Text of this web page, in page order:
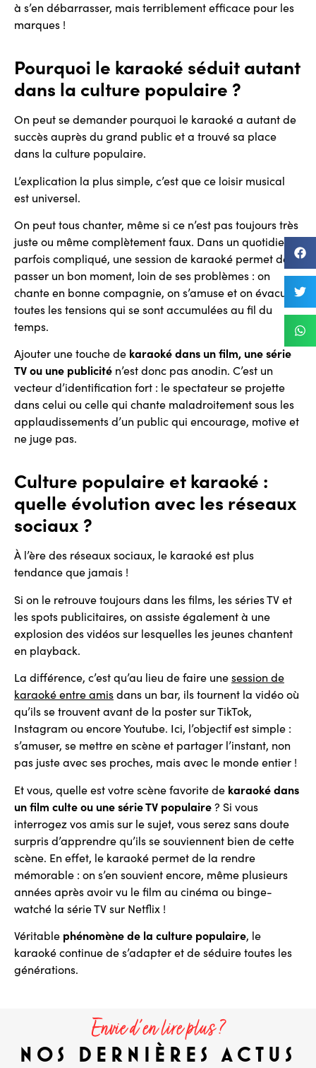
à s’en débarrasser, mais terriblement efficace pour les
marques !
Pourquoi le karaoké séduit autant
dans la culture populaire ?
On peut se demander pourquoi le karaoké a autant de
succès auprès du grand public et a trouvé sa place
dans la culture populaire.
L’explication la plus simple, c’est que ce loisir musical
est universel.
On peut tous chanter, même si ce n’est pas toujours très
juste ou même complètement faux. Dans un quotidien
parfois compliqué, une session de karaoké permet de
passer un bon moment, loin de ses problèmes : on
chante en bonne compagnie, on s’amuse et on évacue
toutes les tensions qui se sont accumulées au fil du
temps.
Ajouter une touche de karaoké dans un film, une série
TV ou une publicité n’est donc pas anodin. C’est un
vecteur d’identification fort : le spectateur se projette
dans celui ou celle qui chante maladroitement sous les
applaudissements d’un public qui encourage, motive et
ne juge pas.
Culture populaire et karaoké :
quelle évolution avec les réseaux
sociaux ?
À l’ère des réseaux sociaux, le karaoké est plus
tendance que jamais !
Si on le retrouve toujours dans les films, les séries TV et
les spots publicitaires, on assiste également à une
explosion des vidéos sur lesquelles les jeunes chantent
en playback.
La différence, c’est qu’au lieu de faire unesession de
karaoké entre amisdans un bar, ils tournent la vidéo où
qu’ils se trouvent avant de la poster sur TikTok,
Instagram ou encore Youtube. Ici, l’objectif est simple :
s’amuser, se mettre en scène et partager l’instant, non
pas juste avec ses proches, mais avec le monde entier !
Et vous, quelle est votre scène favorite de karaoké dans
un film culte ou une série TV populaire? Si vous
interrogez vos amis sur le sujet, vous serez sans doute
surpris d’apprendre qu’ils se souviennent bien de cette
scène. En effet, le karaoké permet de la rendre
mémorable : on s’en souvient encore, même plusieurs
années après avoir vu le film au cinéma ou binge-
watché la série TV sur Netflix !
Véritable phénomène de la culture populaire, le
karaoké continue de s’adapter et de séduire toutes les
générations.
Envie d'en lire plus ?
NOS DERNIÈRES ACTUS